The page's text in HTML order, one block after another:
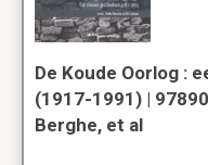
De Koude Oorlog :
(1917-1991) |
Berghe, et al